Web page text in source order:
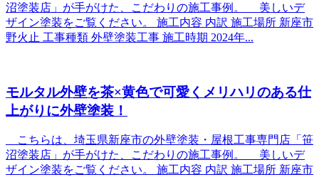
沼塗装店」が手がけた、こだわりの施工事例。 美しいデ
ザイン塗装をご覧ください。 施工内容 内訳 施工場所 新座市
野火止 工事種類 外壁塗装工事 施工時期 2024年...
モルタル外壁を茶×黄色で可愛くメリハリのある仕
上がりに外壁塗装！
こちらは、埼玉県新座市の外壁塗装・屋根工事専門店「笹
沼塗装店」が手がけた、こだわりの施工事例。 美しいデ
ザイン塗装をご覧ください。 施工内容 内訳 施工場所 新座市